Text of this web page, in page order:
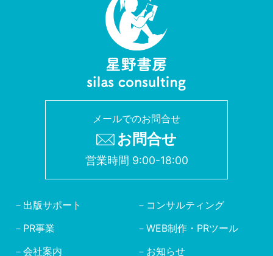
メールでのお問合せ
お問合せ
営業時間 9:00-18:00
出版サポート
コンサルティング
PR事業
WEB制作・PRツール
会社案内
お知らせ